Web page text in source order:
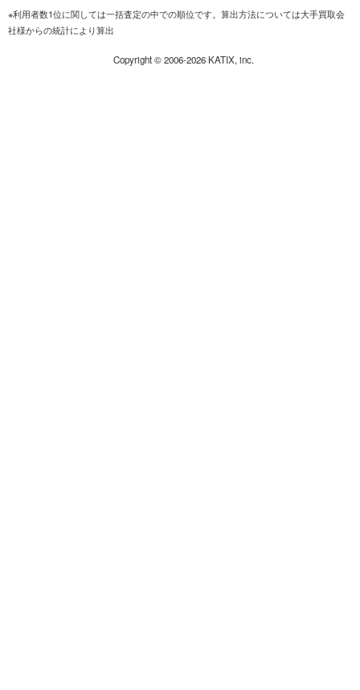
※利用者数1位に関しては一括査定の中での順位です。算出方法については大手買取会
社様からの統計により算出
Copyright ©2006-2026KATIX, inc.